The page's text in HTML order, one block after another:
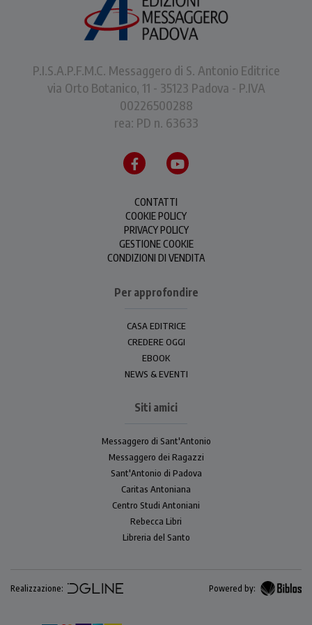
P.I.S.A.P.F.M.C. Messaggero di S. Antonio Editrice
via Orto Botanico, 11 - 35123 Padova - P.IVA
00226500288
rea: PD n. 63633
CONTATTI
COOKIE POLICY
PRIVACY POLICY
GESTIONE COOKIE
CONDIZIONI DI VENDITA
Per approfondire
CASA EDITRICE
CREDERE OGGI
EBOOK
NEWS & EVENTI
Siti amici
Messaggero di Sant'Antonio
Messaggero dei Ragazzi
Sant'Antonio di Padova
Caritas Antoniana
Centro Studi Antoniani
Rebecca Libri
Libreria del Santo
Realizzazione: Powered by: